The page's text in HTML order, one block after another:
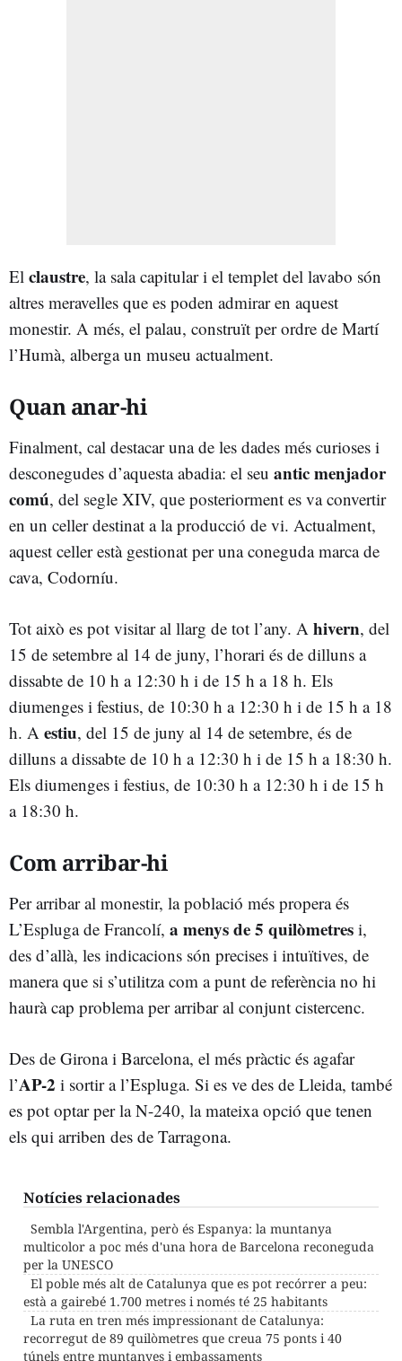
El claustre, la sala capitular i el templet del lavabo són
altres meravelles que es poden admirar en aquest
monestir. A més, el palau, construït per ordre de Martí
l’Humà, alberga un museu actualment.
Quan anar-hi
Finalment, cal destacar una de les dades més curioses i
desconegudes d’aquesta abadia: el seu antic menjador
comú, del segle XIV, que posteriorment es va convertir
en un celler destinat a la producció de vi. Actualment,
aquest celler està gestionat per una coneguda marca de
cava, Codorníu.
Tot això es pot visitar al llarg de tot l’any. A hivern, del
15 de setembre al 14 de juny, l’horari és de dilluns a
dissabte de 10 h a 12:30 h i de 15 h a 18 h. Els
diumenges i festius, de 10:30 h a 12:30 h i de 15 h a 18
h. A estiu, del 15 de juny al 14 de setembre, és de
dilluns a dissabte de 10 h a 12:30 h i de 15 h a 18:30 h.
Els diumenges i festius, de 10:30 h a 12:30 h i de 15 h
a 18:30 h.
Com arribar-hi
Per arribar al monestir, la població més propera és
L’Espluga de Francolí, a menys de 5 quilòmetres i,
des d’allà, les indicacions són precises i intuïtives, de
manera que si s’utilitza com a punt de referència no hi
haurà cap problema per arribar al conjunt cistercenc.
Des de Girona i Barcelona, el més pràctic és agafar
l’AP-2 i sortir a l’Espluga. Si es ve des de Lleida, també
es pot optar per la N-240, la mateixa opció que tenen
els qui arriben des de Tarragona.
Notícies relacionades
Sembla l'Argentina, però és Espanya: la muntanya
multicolor a poc més d'una hora de Barcelona reconeguda
per la UNESCO
El poble més alt de Catalunya que es pot recórrer a peu:
està a gairebé 1.700 metres i només té 25 habitants
La ruta en tren més impressionant de Catalunya:
recorregut de 89 quilòmetres que creua 75 ponts i 40
túnels entre muntanyes i embassaments